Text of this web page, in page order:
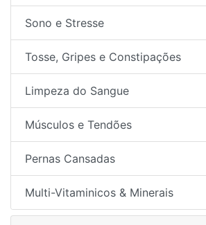
Sono e Stresse
Tosse, Gripes e Constipações
Limpeza do Sangue
Músculos e Tendões
Pernas Cansadas
Multi-Vitaminicos & Minerais